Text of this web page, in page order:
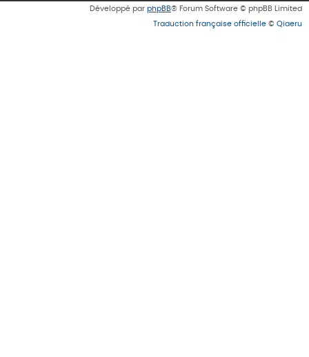
Développé par phpBB® Forum Software © phpBB Limited
Traduction française officielle © Qiaeru